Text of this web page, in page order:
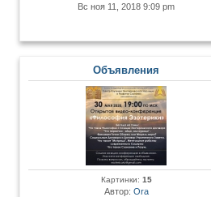
Вс ноя 11, 2018 9:09 pm
Объявления
Картинки: 15
Автор: Ora